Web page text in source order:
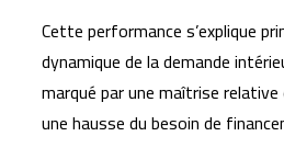
aériennes avec Ryanair pour
La Bourse de Casablanca
à 35 %
Cette performance s’explique
dynamique de la demande
marqué par une maîtrise
une hausse du besoin de